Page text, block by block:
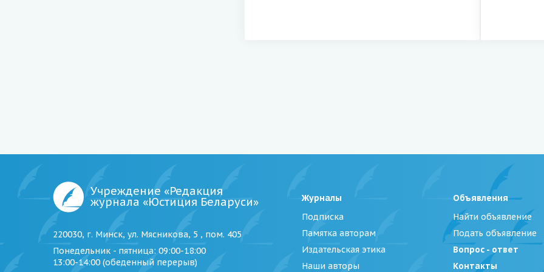
Учреждение «Редакция
журнала «Юстиция Беларуси»
220030, г. Минск, ул. Мясникова, 5 , пом. 405
Понедельник - пятница: 09:00-18:00
13:00-14:00 (обеденный перерыв)
Журналы
Подписка
Памятка авторам
Издательская этика
Наши авторы
Объявления
Найти объявление
Подать объявление
Вопрос - ответ
Контакты